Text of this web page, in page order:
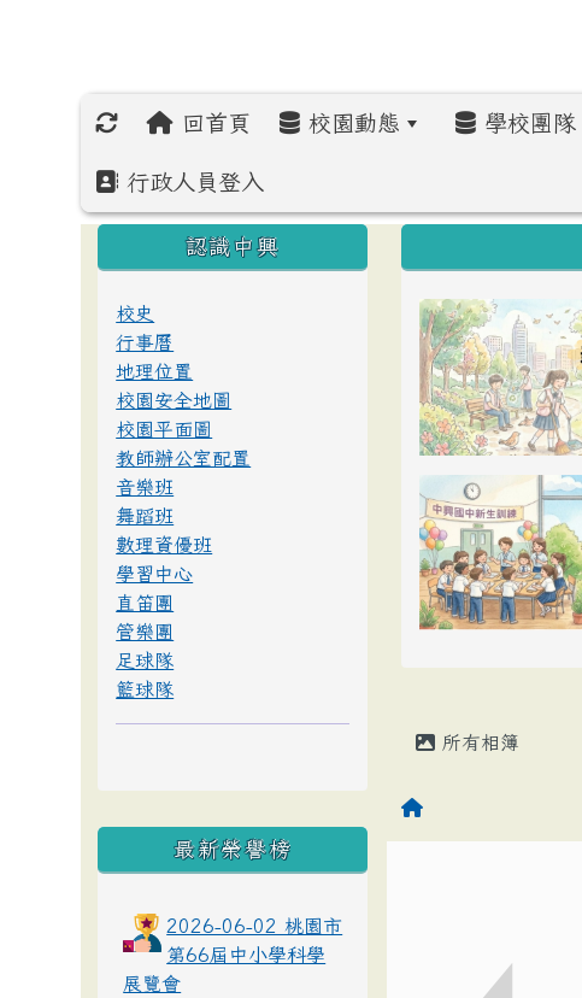
回首頁 校園動態 學校團隊
行政人員登入
:::
所有相簿
:::
認識中興
校史
行事曆
地理位置
校園安全地圖
校園平面圖
教師辦公室配置
音樂班
舞蹈班
數理資優班
學習中心
直笛團
管樂團
足球隊
籃球隊
最新榮譽榜
2026-06-02 桃園市
第66屆中小學科學
展覽會